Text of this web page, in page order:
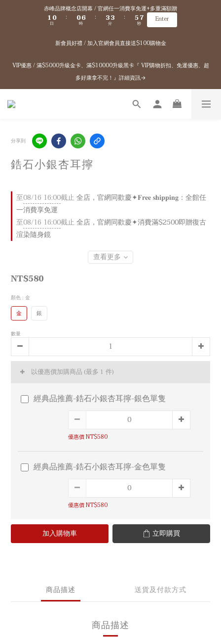
赤峰品牌概念店開幕 / 官網任一消費享免運+多重滿額贈
2
1
0
1
0
日
:
1
0
7
6
5
3
0
時
:
4
3
2
0
4
3
2
0
分
:
6
5
4
2
0
8
7
6
4
2
0
秒 Enter
新會員好禮 / 加入官網會員直接送$100購物金
VIP優惠 / 滿$5000升級金卡、滿$10000升級黑卡『 VIP購物折扣、免運優惠、超
多好康拿不完！』詳細資訊→
分享到
鋯石小銀杏耳擰
至08/16 16:00截止全店，官網同歡慶✦𝐅𝐫𝐞𝐞 𝐬𝐡𝐢𝐩𝐩𝐢𝐧𝐠：全館任
一消費享免運
至08/16 16:00截止全店，官網同歡慶✦消費滿$2500即贈復古
渲染隨身鏡
查看更多
NT$580
顏色: 金
金 銀
數量
以優惠價加購商品 (最多 1 件)
經典品推薦-鋯石小銀杏耳擰-銀色單隻
優惠價 NT$580
經典品推薦-鋯石小銀杏耳擰-金色單隻
優惠價 NT$580
加入購物車 立即購買
商品描述 送貨及付款方式
商品描述